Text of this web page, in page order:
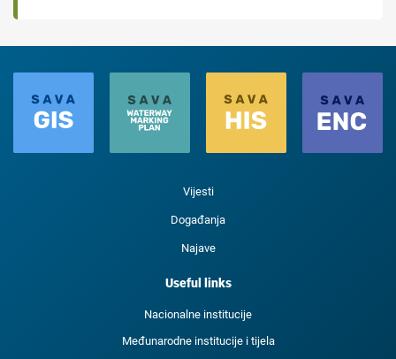
Vijesti
Događanja
Najave
Useful links
Nacionalne institucije
Međunarodne institucije i tijela